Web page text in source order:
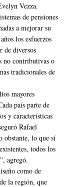
Vezza.
de pensiones
a mejorar su
los esfuerzos
de diversos
no contributivas o
tradicionales de
mayores
país parte de
y características
Rafael
obstante, lo que sí
todos los
agregó.
como de
la región, que